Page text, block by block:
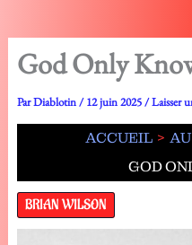
God Only
ParDiablotin/12 juin 2025/Laisser
ACCUEIL
GOD
BRIAN WILSON